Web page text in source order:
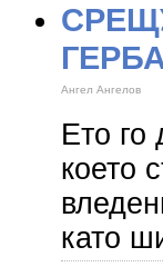
Ангел Ангелов
Ето
което
като